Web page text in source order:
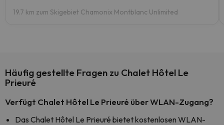
19.7 km zum Skigebiet Chamonix Montblanc Unlimited
Häufig gestellte Fragen zu Chalet Hôtel Le
Prieuré
Verfügt Chalet Hôtel Le Prieuré über WLAN-Zugang?
Das Chalet Hôtel Le Prieuré bietet kostenlosen WLAN-